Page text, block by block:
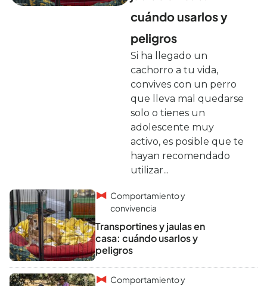
cuándo usarlos y
peligros
Si ha llegado un
cachorro a tu vida,
convives con un perro
que lleva mal quedarse
solo o tienes un
adolescente muy
activo, es posible que te
hayan recomendado
utilizar...
Comportamiento y
convivencia
Transportines y jaulas en
casa: cuándo usarlos y
peligros
Comportamiento y